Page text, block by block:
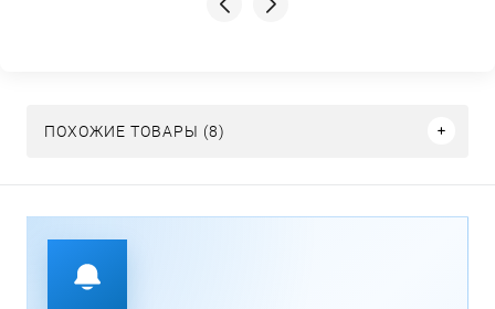
ПОХОЖИЕ ТОВАРЫ (8)